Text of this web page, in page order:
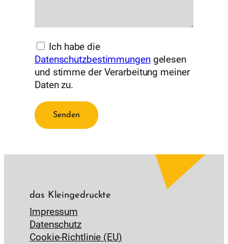
Ich habe die
Datenschutzbestimmungengelesen
und stimme der Verarbeitung meiner
Daten zu.
das Kleingedruckte
Impressum
Datenschutz
Cookie-Richtlinie (EU)